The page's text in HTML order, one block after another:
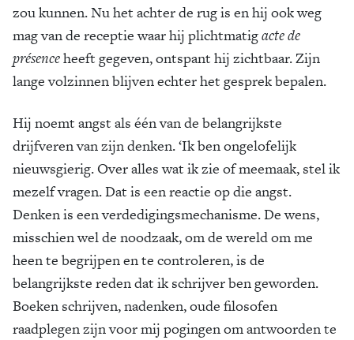
zou kunnen. Nu het achter de rug is en hij ook weg
mag van de receptie waar hij plichtmatigacte de
présenceheeft gegeven, ontspant hij zichtbaar. Zijn
lange volzinnen blijven echter het gesprek bepalen.
Hij noemt angst als één van de belangrijkste
drijfveren van zijn denken. ‘Ik ben ongelofelijk
nieuwsgierig. Over alles wat ik zie of meemaak, stel ik
mezelf vragen. Dat is een reactie op die angst.
Denken is een verdedigingsmechanisme. De wens,
misschien wel de noodzaak, om de wereld om me
heen te begrijpen en te controleren, is de
belangrijkste reden dat ik schrijver ben geworden.
Boeken schrijven, nadenken, oude filosofen
raadplegen zijn voor mij pogingen om antwoorden te